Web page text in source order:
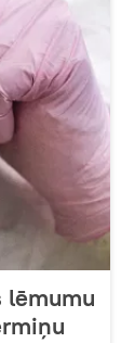
lēmumu